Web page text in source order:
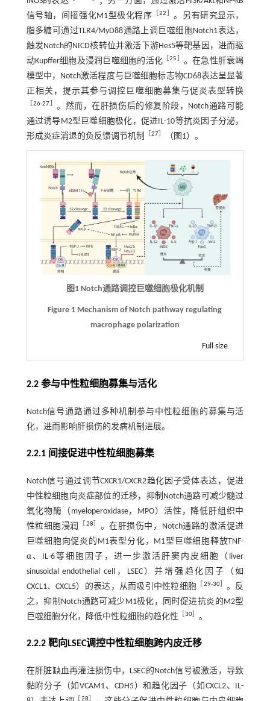
信号轴，间接强化M1型极化程序
［22
。另有研究显示，
脂多糖可通过TLR4/MyD88通路上调巨噬细胞Notch1表达，
触发Notch的NICD核转位并激活下游Hes5等靶基因，进而驱
动Kupffer细胞及浸润巨噬细胞的活化 ［25
。在急性肝衰竭
模型中，Notch激活程度与巨噬细胞标志物CD68表达呈显著
正相关，提示其参与调控巨噬细胞募集与促炎表型转换
［26-27
。然而，在肝损伤后的修复阶段，Notch通路可能
通过诱导M2型巨噬细胞极化，促进IL-10等抗炎因子分泌，
形成炎症消退的负反馈调节机制
27］ （ 图1）。
图1 Notch通路调控巨噬细胞极化机制
Figure 1 Mechanism of Notch pathway regulating
macrophage polarization
Full size
2.2 参与中性粒细胞募集与活化
Notch信号通路通过多种机制参与中性粒细胞的募集与活
化，进而影响肝损伤的发病机制进展。
2.2.1 间接促进中性粒细胞募集
Notch信号通过调节CXCR1/CXCR2趋化因子受体表达，促进
中性粒细胞向炎症部位的迁移，抑制Notch通路可减少髓过
氧化物酶（myeloperoxidase，MPO）活性，降低肝组织中
性粒细胞浸润
28
。在肝损伤中，Notch通路的激活促进
巨噬细胞向促炎的M1表型分化，M1型巨噬细胞释放TNF-
α、IL-6等细胞因子，进一步激活肝窦内皮细胞（liver
sinusoidal endothelial cell，LSEC）并增强趋化因子（如
CXCL1、CXCL5）的表达，从而吸引中性粒细胞
29-30］ 。反
之，抑制Notch通路可减少M1极化，同时促进抗炎的M2型
巨噬细胞分化，降低中性粒细胞的趋化性
30］ 。
2.2.2 靶向LSEC调控中性粒细胞跨内皮迁移
在肝脏缺血再灌注损伤中，LSEC的Notch信号被激活，导致
黏附分子（如VCAM1、CDH5）和趋化因子（如CXCL2、IL-
28